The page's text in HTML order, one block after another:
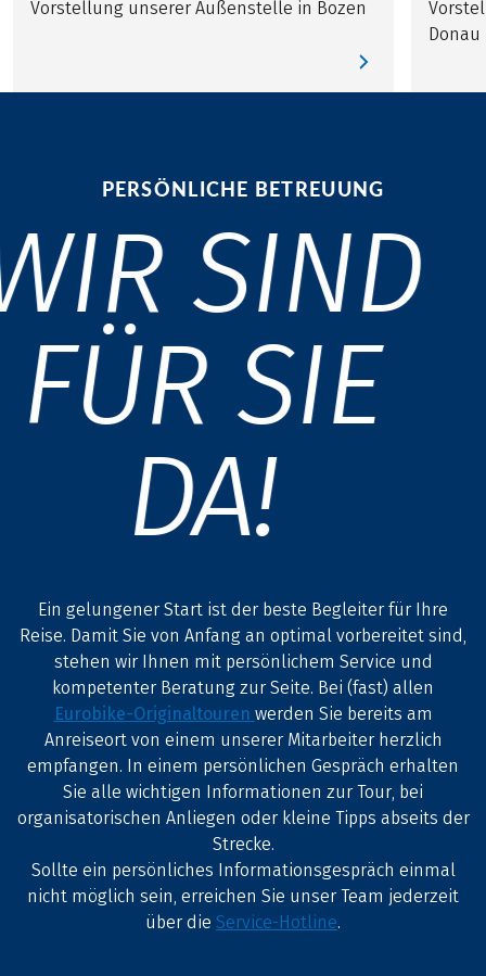
Vorstellung unserer Außenstelle in Bozen
Donau
PERSÖNLICHE BETREUUNG
SIND
FÜR SIE
DA!
Ein gelungener Start ist der beste Begleiter für Ihre
Reise. Damit Sie von Anfang an optimal vorbereitet sind,
stehen wir Ihnen mit persönlichem Service und
kompetenter Beratung zur Seite. Bei (fast) allen
Eurobike-Originaltouren werden Sie bereits am
Anreiseort von einem unserer Mitarbeiter herzlich
empfangen. In einem persönlichen Gespräch erhalten
Sie alle wichtigen Informationen zur Tour, bei
organisatorischen Anliegen oder kleine Tipps abseits der
Strecke.
Sollte ein persönliches Informationsgespräch einmal
nicht möglich sein, erreichen Sie unser Team jederzeit
über die Service-Hotline.